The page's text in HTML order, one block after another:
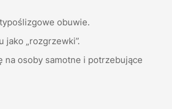
obuwie.
jako „rozgrzewki”.
na osoby samotne i potrzebujące